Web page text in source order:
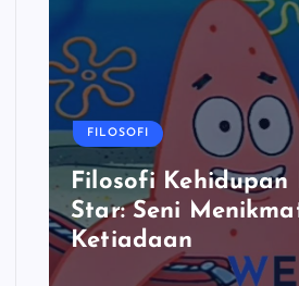
FILOSOFI
Filosofi Kehidupan
Star: Seni
Ketiadaan